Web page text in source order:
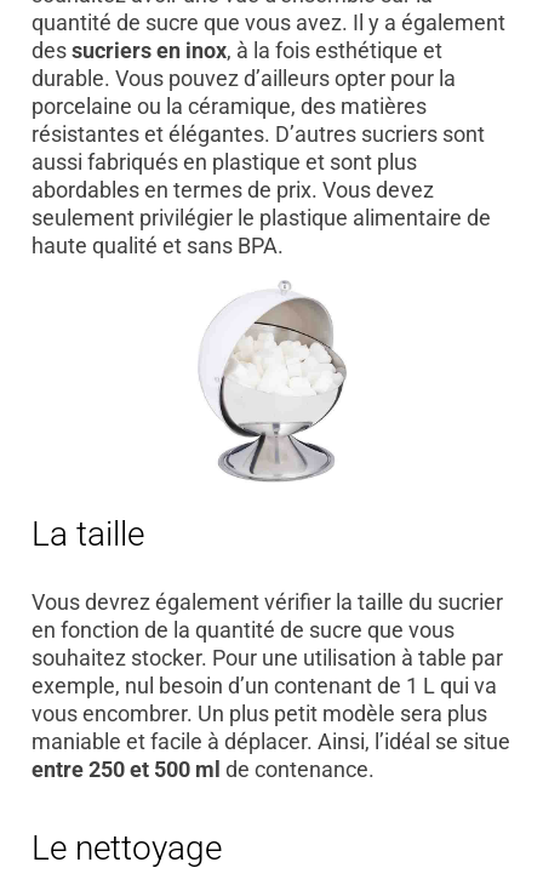
quantité de sucre que vous avez. Il y a également
dessucriers en inox, à la fois esthétique et
durable. Vous pouvez d’ailleurs opter pour la
porcelaine ou la céramique, des matières
résistantes et élégantes. D’autres sucriers sont
aussi fabriqués en plastique et sont plus
abordables en termes de prix. Vous devez
seulement privilégier le plastique alimentaire de
haute qualité et sans BPA.
La taille
Vous devrez également vérifier la taille du sucrier
en fonction de la quantité de sucre que vous
souhaitez stocker. Pour une utilisation à table par
exemple, nul besoin d’un contenant de 1 L qui va
vous encombrer. Un plus petit modèle sera plus
maniable et facile à déplacer. Ainsi, l’idéal se situe
entre 250 et 500 ml de contenance.
Le nettoyage